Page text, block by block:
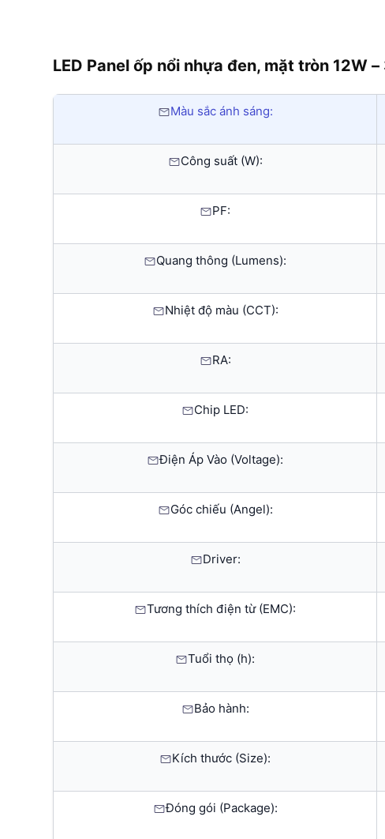
LED Panel ốp nổi nhựa đen, mặt tròn 12W
Màu sắc ánh sáng:
Công suất (W):
PF:
Quang thông (Lumens):
Nhiệt độ màu (CCT):
RA:
Chip LED:
Điện Áp Vào (Voltage):
Góc chiếu (Angel):
Driver:
Tương thích điện từ (EMC):
Tuổi thọ (h):
Bảo hành:
Kích thước (Size):
Đóng gói (Package):